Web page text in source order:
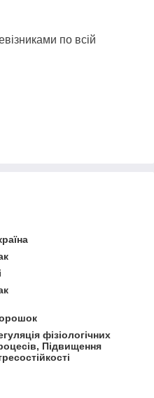
по всій
фізіологічних
Підвищення